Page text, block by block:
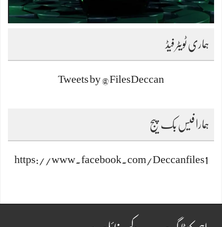
ہماری ٹویٹر فیڈ
Tweets by @FilesDeccan
ہمارا فیس بک پیج
https://www.facebook.com/Deccanfiles1